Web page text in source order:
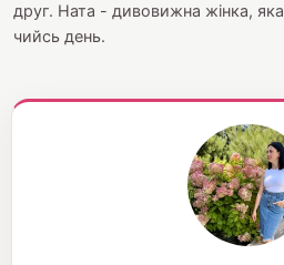
друг. Ната - дивовижна жінка,
чийсь день.